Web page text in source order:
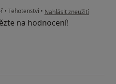
• Tehotenstvi • podle názoru uživatele
Nahlásit zneužití
na hodnocení!